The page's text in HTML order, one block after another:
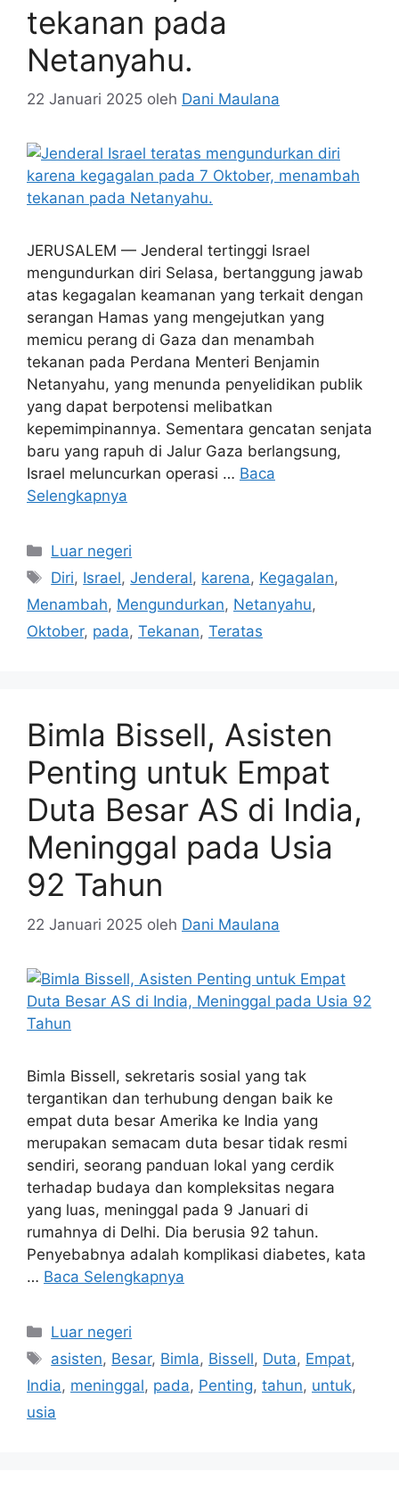
tekanan pada
Netanyahu.
22 Januari 2025 oleh Dani Maulana
JERUSALEM — Jenderal tertinggi Israel
mengundurkan diri Selasa, bertanggung jawab
atas kegagalan keamanan yang terkait dengan
serangan Hamas yang mengejutkan yang
memicu perang di Gaza dan menambah
tekanan pada Perdana Menteri Benjamin
Netanyahu, yang menunda penyelidikan publik
yang dapat berpotensi melibatkan
kepemimpinannya. Sementara gencatan senjata
baru yang rapuh di Jalur Gaza berlangsung,
Israel meluncurkan operasi … Baca
Selengkapnya
Kategori
Luar negeri
Tag
Diri, Israel,Jenderal, karena, Kegagalan,
Menambah, Mengundurkan, Netanyahu,
Oktober, pada, Tekanan, Teratas
Bimla Bissell, Asisten
Penting untuk Empat
Duta Besar AS di India,
Meninggal pada Usia
92 Tahun
22 Januari 2025 oleh Dani Maulana
Bimla Bissell, sekretaris sosial yang tak
tergantikan dan terhubung dengan baik ke
empat duta besar Amerika ke India yang
merupakan semacam duta besar tidak resmi
sendiri, seorang panduan lokal yang cerdik
terhadap budaya dan kompleksitas negara
yang luas, meninggal pada 9 Januari di
rumahnya di Delhi. Dia berusia 92 tahun.
Penyebabnya adalah komplikasi diabetes, kata
… Baca Selengkapnya
Kategori
Luar negeri
Tag
asisten, Besar, Bimla, Bissell, Duta, Empat,
India, meninggal, pada, Penting, tahun, untuk,
usia